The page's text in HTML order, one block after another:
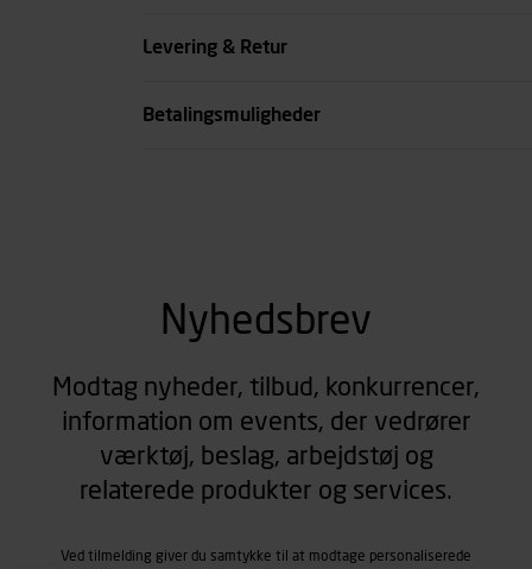
Levering & Retur
Betalingsmuligheder
Nyhedsbrev
Modtag nyheder, tilbud, konkurrencer,
information om events, der vedrører
værktøj, beslag, arbejdstøj og
relaterede produkter og services.
Ved tilmelding giver du samtykke til at modtage personaliserede